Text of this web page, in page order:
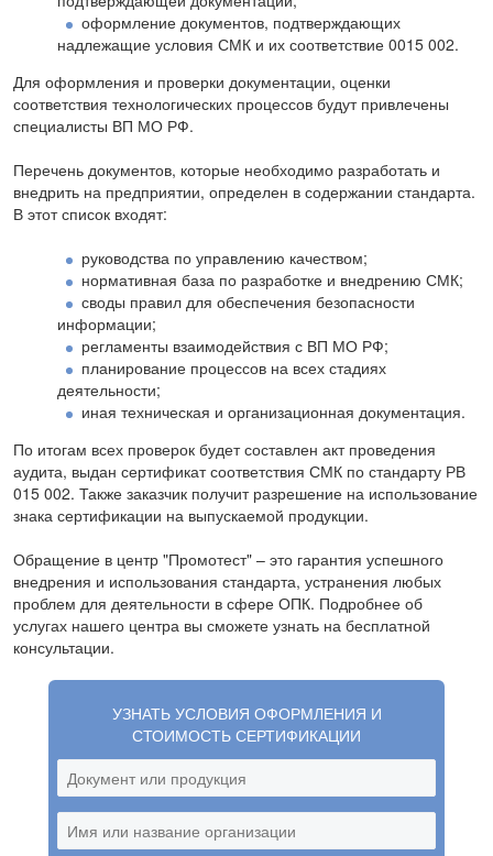
оформление документов, подтверждающих
надлежащие условия СМК и их соответствие 0015 002.
Для оформления и проверки документации, оценки
соответствия технологических процессов будут привлечены
специалисты ВП МО РФ.
Перечень документов, которые необходимо разработать и
внедрить на предприятии, определен в содержании стандарта.
В этот список входят:
руководства по управлению качеством;
нормативная база по разработке и внедрению СМК;
своды правил для обеспечения безопасности
информации;
регламенты взаимодействия с ВП МО РФ;
планирование процессов на всех стадиях
деятельности;
иная техническая и организационная документация.
По итогам всех проверок будет составлен акт проведения
аудита, выдан сертификат соответствия СМК по стандарту РВ
015 002. Также заказчик получит разрешение на использование
знака сертификации на выпускаемой продукции.
Обращение в центр "Промотест" – это гарантия успешного
внедрения и использования стандарта, устранения любых
проблем для деятельности в сфере ОПК. Подробнее об
услугах нашего центра вы сможете узнать на бесплатной
консультации.
УЗНАТЬ УСЛОВИЯ ОФОРМЛЕНИЯ И
СТОИМОСТЬ СЕРТИФИКАЦИИ